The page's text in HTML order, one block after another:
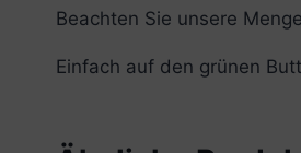
Beachten Sie unsere
Einfach auf den grünen